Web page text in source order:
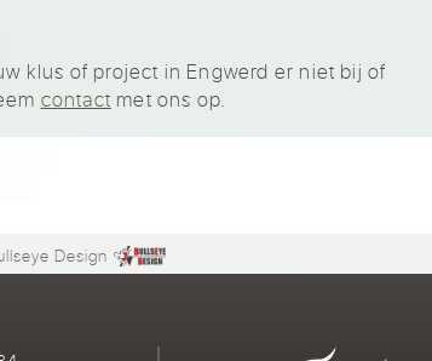
klus of project in Engwerd er niet bij of
contact met ons op.
Design